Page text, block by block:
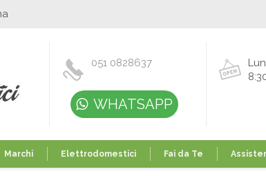
051 0828637
WHATSAPP
Marchi Elettrodomestici Fai da Te